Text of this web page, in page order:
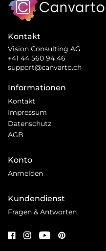
Kontakt
Vision Consulting AG
+41 44 560 94 46
support@canvarto.ch
Informationen
Kontakt
Impressum
Datenschutz
AGB
Konto
Anmelden
Kundendienst
Fragen & Antworten